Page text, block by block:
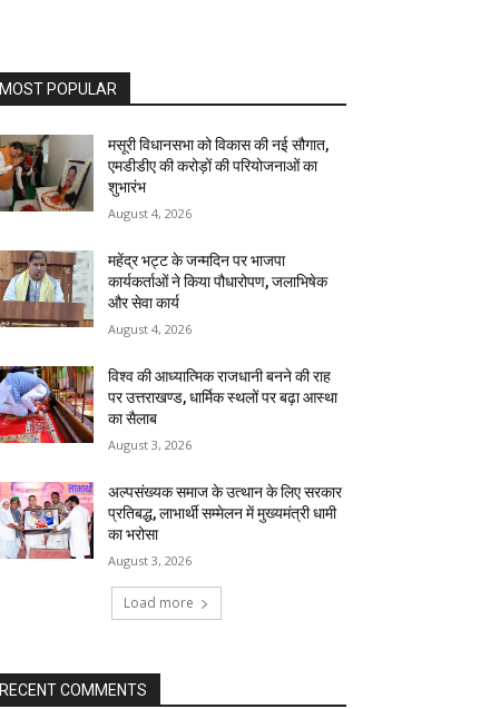
MOST POPULAR
मसूरी विधानसभा को विकास की नई सौगात,
एमडीडीए की करोड़ों की परियोजनाओं का
शुभारंभ
August 4, 2026
महेंद्र भट्ट के जन्मदिन पर भाजपा
कार्यकर्ताओं ने किया पौधारोपण, जलाभिषेक
और सेवा कार्य
August 4, 2026
विश्व की आध्यात्मिक राजधानी बनने की राह
पर उत्तराखण्ड, धार्मिक स्थलों पर बढ़ा आस्था
का सैलाब
August 3, 2026
अल्पसंख्यक समाज के उत्थान के लिए सरकार
प्रतिबद्ध, लाभार्थी सम्मेलन में मुख्यमंत्री धामी
का भरोसा
August 3, 2026
Load more
RECENT COMMENTS